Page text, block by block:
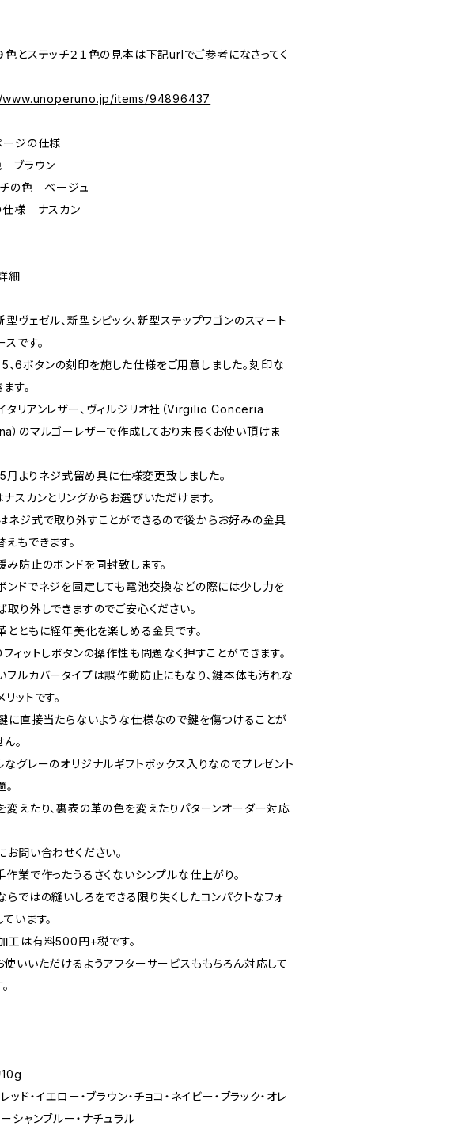
とステッチ２１色の見本は下記urlでご参考になさってく
items/94896437
ージの仕様
ブラウン
チの色 ベージュ
仕様 ナスカン
細
型ヴェゼル、新型シビック、新型ステップワゴンのスマート
です。
5、6ボタンの刻印を施した仕様をご用意しました。刻印な
す。
タリアンレザー、ヴィルジリオ社（Virgilio Conceria
）のマルゴーレザーで作成しており末長くお使い頂けま
月よりネジ式留め具に仕様変更致しました。
ナスカンとリングからお選びいただけます。
ネジ式で取り外すことができるので後からお好みの金具
えもできます。
み防止のボンドを同封致します。
ンドでネジを固定しても電池交換などの際には少し力を
取り外しできますのでご安心ください。
とともに経年美化を楽しめる金具です。
フィットしボタンの操作性も問題なく押すことができます。
フルカバータイプは誤作動防止にもなり、鍵本体も汚れな
ットです。
に直接当たらないような仕様なので鍵を傷つけることが
。
なグレーのオリジナルギフトボックス入りなのでプレゼント
変えたり、裏表の革の色を変えたりパターンオーダー対応
お問い合わせください。
作業で作ったうるさくないシンプルな仕上がり。
らではの縫いしろをできる限り失くしたコンパクトなフォ
います。
工は有料500円+税です。
使いいただけるようアフターサービスももちろん対応して
10g
ッド・イエロー・ブラウン・チョコ・ネイビー・ブラック・オレ
ーシャンブルー・ナチュラル